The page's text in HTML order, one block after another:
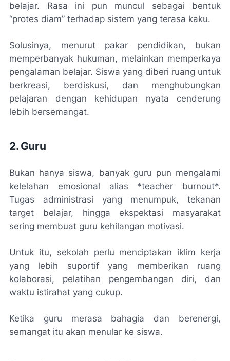
belajar. Rasa ini pun muncul sebagai bentuk
“protes diam” terhadap sistem yang terasa kaku.
Solusinya, menurut pakar pendidikan, bukan
memperbanyak hukuman, melainkan memperkaya
pengalaman belajar. Siswa yang diberi ruang untuk
berkreasi, berdiskusi, dan menghubungkan
pelajaran dengan kehidupan nyata cenderung
lebih bersemangat.
2. Guru
Bukan hanya siswa, banyak guru pun mengalami
kelelahan emosional alias *teacher burnout*.
Tugas administrasi yang menumpuk, tekanan
target belajar, hingga ekspektasi masyarakat
sering membuat guru kehilangan motivasi.
Untuk itu, sekolah perlu menciptakan iklim kerja
yang lebih suportif yang memberikan ruang
kolaborasi, pelatihan pengembangan diri, dan
waktu istirahat yang cukup.
Ketika guru merasa bahagia dan berenergi,
semangat itu akan menular ke siswa.